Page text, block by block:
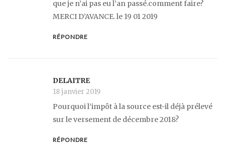
que je n’ai pas eu l’an passé.comment faire?
MERCI D’AVANCE. le 19 01 2019
RÉPONDRE
DELAITRE
18 janvier 2019
Pourquoi l’impôt à la source est-il déjà prélevé
sur le versement de décembre 2018?
RÉPONDRE